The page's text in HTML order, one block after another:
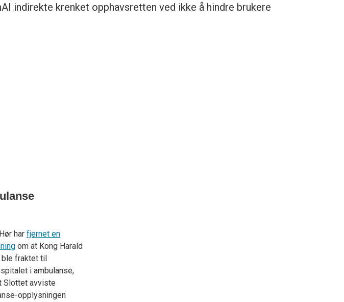
indirekte krenket opphavsretten ved ikke å hindre brukere
harfjernet en
om at Kong Harald
fraktet til
i ambulanse,
Slottet avviste
opplysningen